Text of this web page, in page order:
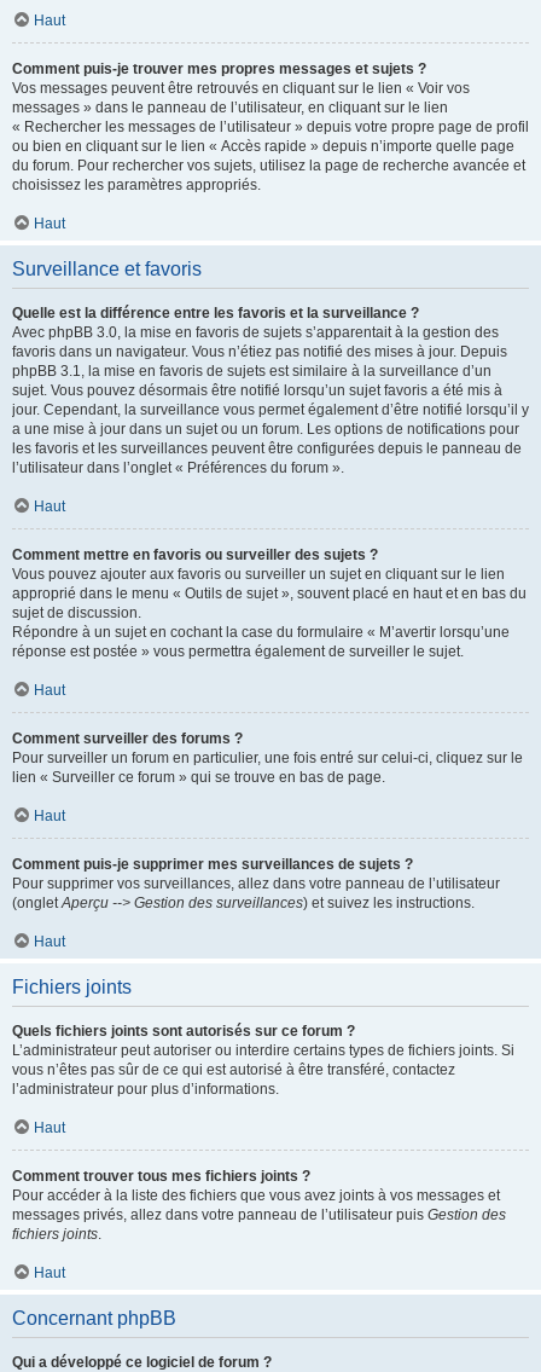
Haut
Comment puis-je trouver mes propres messages et sujets ?
Vos messages peuvent être retrouvés en cliquant sur le lien « Voir vos
messages » dans le panneau de l’utilisateur, en cliquant sur le lien
« Rechercher les messages de l’utilisateur » depuis votre propre page de profil
ou bien en cliquant sur le lien « Accès rapide » depuis n’importe quelle page
du forum. Pour rechercher vos sujets, utilisez la page de recherche avancée et
choisissez les paramètres appropriés.
Haut
Surveillance et favoris
Quelle est la différence entre les favoris et la surveillance ?
Avec phpBB 3.0, la mise en favoris de sujets s’apparentait à la gestion des
favoris dans un navigateur. Vous n’étiez pas notifié des mises à jour. Depuis
phpBB 3.1, la mise en favoris de sujets est similaire à la surveillance d’un
sujet. Vous pouvez désormais être notifié lorsqu’un sujet favoris a été mis à
jour. Cependant, la surveillance vous permet également d’être notifié lorsqu’il y
a une mise à jour dans un sujet ou un forum. Les options de notifications pour
les favoris et les surveillances peuvent être configurées depuis le panneau de
l’utilisateur dans l’onglet « Préférences du forum ».
Haut
Comment mettre en favoris ou surveiller des sujets ?
Vous pouvez ajouter aux favoris ou surveiller un sujet en cliquant sur le lien
approprié dans le menu « Outils de sujet », souvent placé en haut et en bas du
sujet de discussion.
Répondre à un sujet en cochant la case du formulaire « M’avertir lorsqu’une
réponse est postée » vous permettra également de surveiller le sujet.
Haut
Comment surveiller des forums ?
Pour surveiller un forum en particulier, une fois entré sur celui-ci, cliquez sur le
lien « Surveiller ce forum » qui se trouve en bas de page.
Haut
Comment puis-je supprimer mes surveillances de sujets ?
Pour supprimer vos surveillances, allez dans votre panneau de l’utilisateur
(ongletAperçu --> Gestion des surveillances) et suivez les instructions.
Haut
Fichiers joints
Quels fichiers joints sont autorisés sur ce forum ?
L’administrateur peut autoriser ou interdire certains types de fichiers joints. Si
vous n’êtes pas sûr de ce qui est autorisé à être transféré, contactez
l’administrateur pour plus d’informations.
Haut
Comment trouver tous mes fichiers joints ?
Pour accéder à la liste des fichiers que vous avez joints à vos messages et
messages privés, allez dans votre panneau de l’utilisateur puis Gestion des
fichiers joints.
Haut
Concernant phpBB
Qui a développé ce logiciel de forum ?